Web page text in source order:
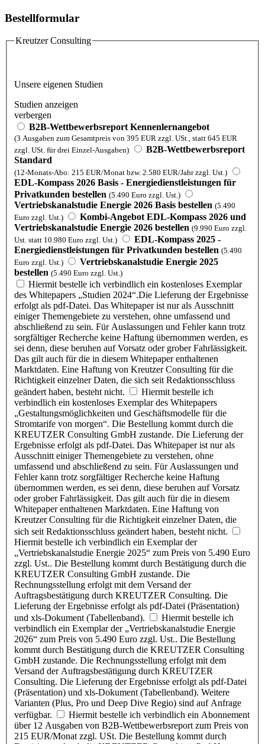
Bestellformular
Kreutzer Consulting
Unsere eigenen Studien
Studien anzeigen
verbergen
B2B-Wettbewerbsreport Kennenlernangebot
(3 Ausgaben zum Gesamtpreis von 395 EUR zzgl. USt., statt 645 EUR
zzgl. USt. für drei Einzel-Ausgaben)
B2B-Wettbewerbsreport
Standard
(12-Monats-Abo: 215 EUR/Monat bzw. 2.580 EUR/Jahr zzgl. Ust.)
EDL-Kompass 2026 Basis - Energiedienstleistungen für
Privatkunden bestellen (5.490 Euro zzgl. Ust.)
Vertriebskanalstudie Energie 2026 Basis bestellen (5.490
Euro zzgl. Ust.)
Kombi-Angebot EDL-Kompass 2026 und
Vertriebskanalstudie Energie 2026 bestellen (9.990 Euro zzgl.
Ust. statt 10.980 Euro zzgl. Ust.)
EDL-Kompass 2025 -
Energiedienstleistungen für Privatkunden bestellen (5.490
Euro zzgl. Ust.)
Vertriebskanalstudie Energie 2025
bestellen (5.490 Euro zzgl. Ust.)
Hiermit bestelle ich verbindlich ein kostenloses Exemplar
des Whitepapers „Studien 2024“.Die Lieferung der Ergebnisse
erfolgt als pdf-Datei. Das Whitepaper ist nur als Ausschnitt
einiger Themengebiete zu verstehen, ohne umfassend und
abschließend zu sein. Für Auslassungen und Fehler kann trotz
sorgfältiger Recherche keine Haftung übernommen werden, es
sei denn, diese beruhen auf Vorsatz oder grober Fahrlässigkeit.
Das gilt auch für die in diesem Whitepaper enthaltenen
Marktdaten. Eine Haftung von Kreutzer Consulting für die
Richtigkeit einzelner Daten, die sich seit Redaktionsschluss
geändert haben, besteht nicht.
Hiermit bestelle ich
verbindlich ein kostenloses Exemplar des Whitepapers
„Gestaltungsmöglichkeiten und Geschäftsmodelle für die
Stromtarife von morgen“. Die Bestellung kommt durch die
KREUTZER Consulting GmbH zustande. Die Lieferung der
Ergebnisse erfolgt als pdf-Datei. Das Whitepaper ist nur als
Ausschnitt einiger Themengebiete zu verstehen, ohne
umfassend und abschließend zu sein. Für Auslassungen und
Fehler kann trotz sorgfältiger Recherche keine Haftung
übernommen werden, es sei denn, diese beruhen auf Vorsatz
oder grober Fahrlässigkeit. Das gilt auch für die in diesem
Whitepaper enthaltenen Marktdaten. Eine Haftung von
Kreutzer Consulting für die Richtigkeit einzelner Daten, die
sich seit Redaktionsschluss geändert haben, besteht nicht.
Hiermit bestelle ich verbindlich ein Exemplar der
„Vertriebskanalstudie Energie 2025“ zum Preis von 5.490 Euro
zzgl. Ust.. Die Bestellung kommt durch Bestätigung durch die
KREUTZER Consulting GmbH zustande. Die
Rechnungsstellung erfolgt mit dem Versand der
Auftragsbestätigung durch KREUTZER Consulting. Die
Lieferung der Ergebnisse erfolgt als pdf-Datei (Präsentation)
und xls-Dokument (Tabellenband).
Hiermit bestelle ich
verbindlich ein Exemplar der „Vertriebskanalstudie Energie
2026“ zum Preis von 5.490 Euro zzgl. Ust.. Die Bestellung
kommt durch Bestätigung durch die KREUTZER Consulting
GmbH zustande. Die Rechnungsstellung erfolgt mit dem
Versand der Auftragsbestätigung durch KREUTZER
Consulting. Die Lieferung der Ergebnisse erfolgt als pdf-Datei
(Präsentation) und xls-Dokument (Tabellenband). Weitere
Varianten (Plus, Pro und Deep Dive Regio) sind auf Anfrage
verfügbar.
Hiermit bestelle ich verbindlich ein Abonnement
über 12 Ausgaben von B2B-Wettbewerbsreport zum Preis von
215 EUR/Monat zzgl. USt. Die Bestellung kommt durch